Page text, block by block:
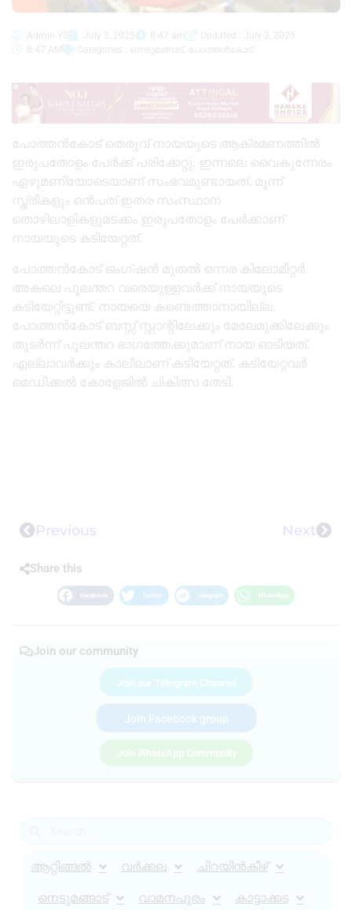
Admin YS July 3, 2025 8:47 am
Updated : July 3, 2025
8:47 AM
Categories : നെടുമങ്ങാട് പോത്തൻകോട്
പോത്തൻകോട് തെരുവ് നായയുടെ ആക്രമണത്തിൽ
ഇരുപതോളം പേർക്ക് പരിക്കേറ്റു. ഇന്നലെ വൈകുന്നേരം
ഏഴുമണിയോടെയാണ് സംഭവമുണ്ടായത്. മൂന്ന്
സ്ത്രീകളും ഒൻപത് ഇതര സംസ്ഥാന
തൊഴിലാളികളുമടക്കം ഇരുപതോളം പേർക്കാണ്
നായയുടെ കടിയേറ്റത്.
പോത്തൻകോട് ജംഗ്ഷൻ മുതൽ ഒന്നര കിലോമീറ്റർ
അകലെ പൂലന്തറ വരെയുള്ളവർക്ക് നായയുടെ
കടിയേറ്റിട്ടുണ്ട്. നായയെ കണ്ടെത്താനായില്ല.
പോത്തൻകോട് ബസ്സ് സ്റ്റാന്റിലേക്കും മേലേമുക്കിലേക്കും
തുടർന്ന് പൂലന്തറ ഭാഗത്തേക്കുമാണ് നായ ഓടിയത്.
എല്ലാവർക്കും കാലിലാണ് കടിയേറ്റത്. കടിയേറ്റവർ
മെഡിക്കൽ കോളേജിൽ ചികിത്സ തേടി.
Previous Next
Share this
Facebook Twitter Telegram WhatsApp
Join our community
Join our Telegram Channel
Join Facebook group
Join WhatsApp Community
ആറ്റിങ്ങൽ വർക്കല ചിറയിൻകീഴ്
നെടുമങ്ങാട് വാമനപുരം കാട്ടാക്കട